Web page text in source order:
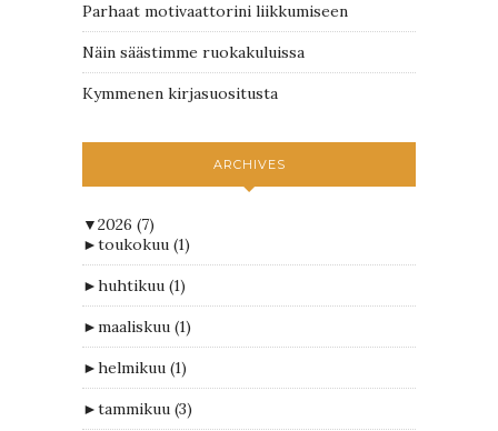
Parhaat motivaattorini liikkumiseen
Näin säästimme ruokakuluissa
Kymmenen kirjasuositusta
ARCHIVES
▼2026 (7)
►toukokuu (1)
►huhtikuu (1)
►maaliskuu (1)
►helmikuu (1)
►tammikuu (3)